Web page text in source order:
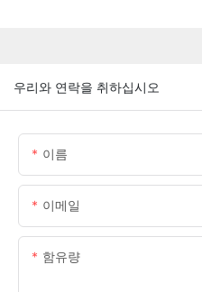
우리와 연락을 취하십시오
이름
이메일
함유량